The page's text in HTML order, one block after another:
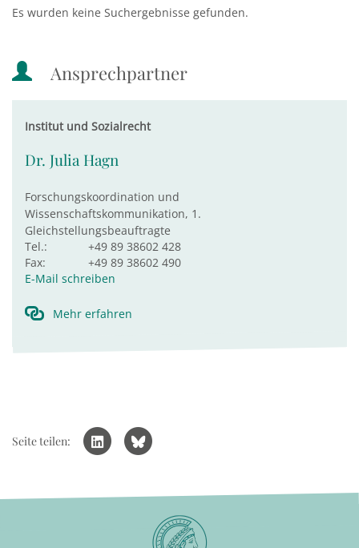
Es wurden keine Suchergebnisse gefunden.
Ansprechpartner
Institut und Sozialrecht
Dr. Julia Hagn
Forschungskoordination und
Wissenschaftskommunikation, 1.
Gleichstellungsbeauftragte
Tel.:
+49 89 38602 428
Fax:
+49 89 38602 490
E-Mail schreiben
Mehr erfahren
Seite teilen: